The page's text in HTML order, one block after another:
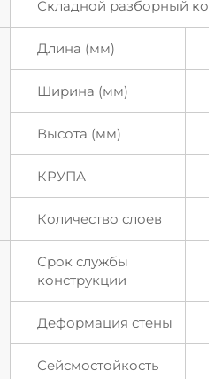
Складной разборный
Длина (мм)
Ширина (мм)
Высота (мм)
КРУПА
Количество слоев
Срок службы
конструкции
Деформация стены
Сейсмостойкость